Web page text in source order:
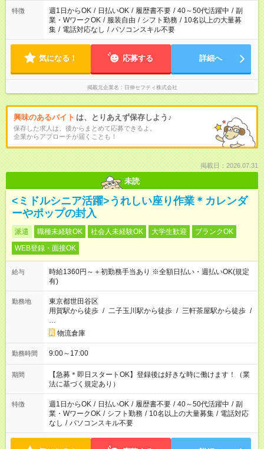
特徴 週1日からOK / 日払いOK / 履歴書不要 / 40～50代活躍中 / 副
業・WワークOK / 服装自由 / シフト勤務 / 10名以上の大量募
集 / 電話対応なし / パソコンスキル不要
気になる！ 応募する 詳細へ
掲載元企業名 日伸セフティ株式会社
興味のあるバイト は、とりあえず保存しよう♪
保存した求人は、後からまとめて応募できるよ。
企業からアプローチが届くことも！
掲載日：2026.07.31
未読
<ミドルシニア活躍>うれしい座り作業＊カレンダ
ーやポップの封入
派遣 職種未経験OK 社会人未経験OK 大学生歓迎
ブランクOK
WEB登録・面接OK
給与
時給1360円～＋初勤務手当あり ※全額日払い・週払いOK(規定
有)
勤務地
東京都世田谷区
用賀駅から徒歩 / 二子玉川駅から徒歩 / 三軒茶屋駅から徒歩 /
…
物流倉庫
勤務時間 9:00～17:00
期間
【急募＊即日スタートOK】登録後は好きな時に働けます！（業
法に基づく規定あり）
特徴 週1日からOK / 日払いOK / 履歴書不要 / 40～50代活躍中 / 副
業・WワークOK / シフト勤務 / 10名以上の大量募集 / 電話対応
なし / パソコンスキル不要